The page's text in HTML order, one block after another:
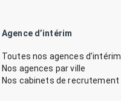
Agence d’intérim
Toutes nos agences d’intérim
Nos agences par ville
Nos cabinets de recrutement